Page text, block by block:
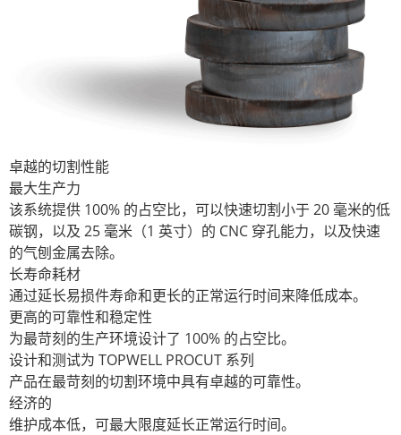
卓越的切割性能
最大生产力
该系统提供 100% 的占空比，可以快速切割小于 20 毫米的低
碳钢，以及 25 毫米（1 英寸）的 CNC 穿孔能力，以及快速
的气刨金属去除。
长寿命耗材
通过延长易损件寿命和更长的正常运行时间来降低成本。
更高的可靠性和稳定性
为最苛刻的生产环境设计了 100% 的占空比。
设计和测试为 TOPWELL PROCUT 系列
产品在最苛刻的切割环境中具有卓越的可靠性。
经济的
维护成本低，可最大限度延长正常运行时间。